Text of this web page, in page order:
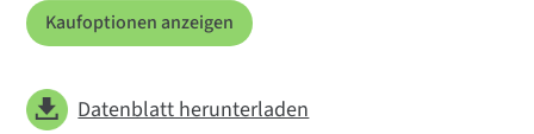
Kaufoptionen anzeigen
Datenblatt herunterladen